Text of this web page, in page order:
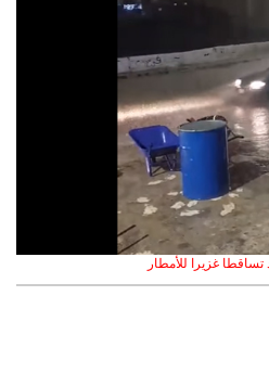
غزيرا للأمطار